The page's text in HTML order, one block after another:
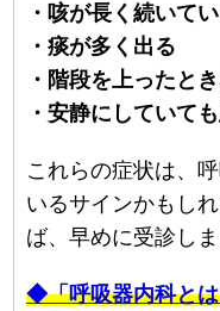
・咳が長く続いて
・痰が多く出る
・階段を上ったと
・安静にしていて
これらの症状は、
いるサインかもし
ば、早めに受診しま
◆「呼吸器内科と